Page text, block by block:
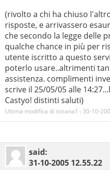
(rivolto a chi ha chiuso
risposte, e arrivassero
che secondo la legge delle
qualche chance in più per
utente iscritto a questo
poterlo usare..altrimenti
assistenza. complimenti
scrive il 25/05/05 alle
Castyo! distinti saluti)
Ultima modifica di istrana1 : 30-10-
said:
31-10-2005 12.55.22